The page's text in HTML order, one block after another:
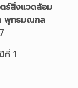
ตร์สิ่งแวดล้อม
พุทธมณฑล
ที่ 1